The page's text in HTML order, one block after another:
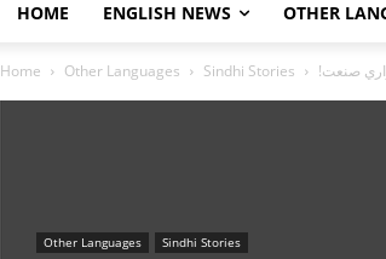
HOME ENGLISH NEWS OTHER
Home Other Languages Sindhi Stories صنعت
Other Languages Sindhi Stories